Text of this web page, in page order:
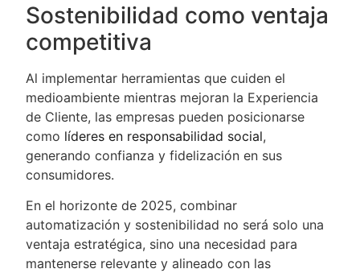
Sostenibilidad como ventaja
competitiva
Al implementar herramientas que cuiden el
medioambiente mientras mejoran la Experiencia
de Cliente, las empresas pueden posicionarse
como líderes en responsabilidad social,
generando confianza y fidelización en sus
consumidores.
En el horizonte de 2025, combinar
automatización y sostenibilidad no será solo una
ventaja estratégica, sino una necesidad para
mantenerse relevante y alineado con las